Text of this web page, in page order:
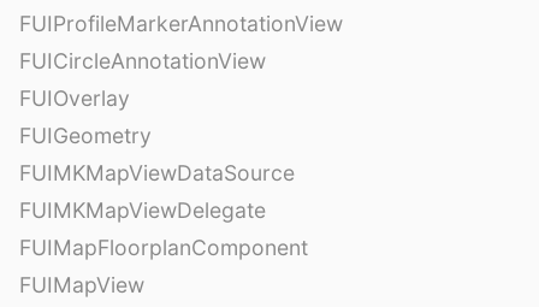
FUIProfileMarkerAnnotationView
FUICircleAnnotationView
FUIOverlay
FUIGeometry
FUIMKMapViewDataSource
FUIMKMapViewDelegate
FUIMapFloorplanComponent
FUIMapView